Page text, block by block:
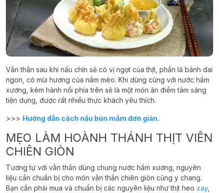
Vằn thắn sau khi nấu chín sẽ có vị ngọt của thịt, phần lá bánh dai
ngon, có mùi hương của nấm mèo. Khi dùng cùng với nước hầm
xương, kèm hành nổi phía trên sẽ là một món ăn điểm tâm sáng
tiện dụng, được rất nhiều thực khách yêu thích.
>>> Hướng dẫn cách nấu bún mắm đơn giản.
MẸO LÀM HOÀNH THÁNH THỊT VIÊN
CHIÊN GIÒN
Tương tự với vằn thắn dùng chung nước hầm xương, nguyên
liệu cần chuẩn bị cho món vằn thắn chiên giòn cũng y chang.
Bạn cần phải mua và chuẩn bị các nguyên liệu như thịt heo xay,